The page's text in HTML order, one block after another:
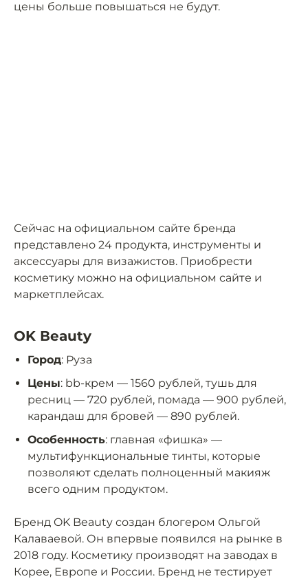
цены больше повышаться не будут.
Сейчас на официальном сайте бренда
представлено 24 продукта, инструменты и
аксессуары для визажистов. Приобрести
косметику можно на официальном сайте и
маркетплейсах.
OK Вeauty
Город: Руза
Цены: bb-крем — 1560 рублей, тушь для
ресниц — 720 рублей, помада — 900 рублей,
карандаш для бровей — 890 рублей.
Особенность: главная «фишка» —
мультифункциональные тинты, которые
позволяют сделать полноценный макияж
всего одним продуктом.
Бренд OK Beauty создан блогером Ольгой
Калаваевой. Он впервые появился на рынке в
2018 году. Косметику производят на заводах в
Корее, Европе и России. Бренд не тестирует